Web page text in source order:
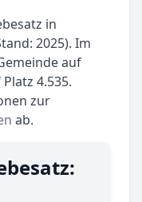
in
2025). Im
auf
4.535.
zur
ab.